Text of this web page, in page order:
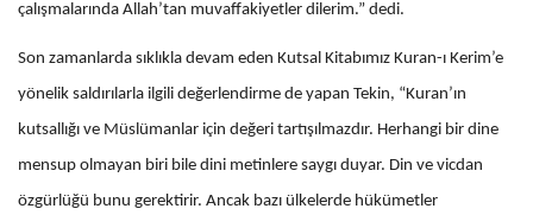
çalışmalarında Allah’tan muvaffakiyetler dilerim.” dedi.
Son zamanlarda sıklıkla devam eden Kutsal Kitabımız Kuran-ı Kerim’e
yönelik saldırılarla ilgili değerlendirme de yapan Tekin, “Kuran’ın
kutsallığı ve Müslümanlar için değeri tartışılmazdır. Herhangi bir dine
mensup olmayan biri bile dini metinlere saygı duyar. Din ve vicdan
özgürlüğü bunu gerektirir. Ancak bazı ülkelerde hükümetler